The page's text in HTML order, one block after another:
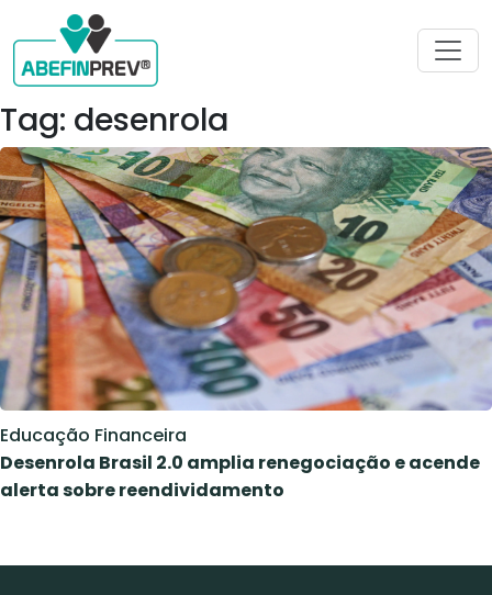
Tag: desenrola
Educação Financeira
Desenrola Brasil 2.0 amplia renegociação e acende
alerta sobre reendividamento